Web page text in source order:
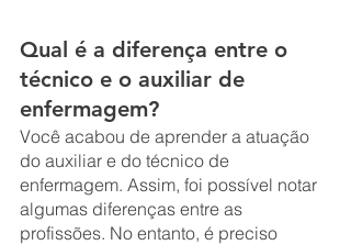
Qual é a diferença entre o
técnico e o auxiliar de
enfermagem?
Você acabou de aprender a atuação
do auxiliar e do técnico de
enfermagem. Assim, foi possível notar
algumas diferenças entre as
profissões. No entanto, é preciso